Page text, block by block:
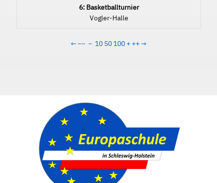
6: Basketballturnier
Vogler-Halle
← −− − 10 50 100 + ++→